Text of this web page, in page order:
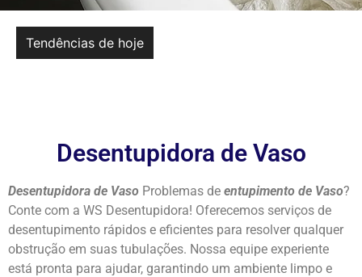
Tendências de hoje
Desentupidora de Vaso
Desentupidora de Vaso Problemas de entupimento de Vaso?
Conte com a WS Desentupidora! Oferecemos serviços de
desentupimento rápidos e eficientes para resolver qualquer
obstrução em suas tubulações. Nossa equipe experiente
está pronta para ajudar, garantindo um ambiente limpo e